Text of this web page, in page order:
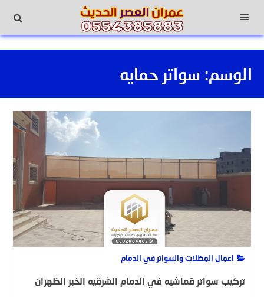
القائمة
الوسم: سواتر حمايه
اعمال المظلات والسواتر في الدمام
تركيب سواتر قماشيه في الدمام الشرقيه الخبر الظهران